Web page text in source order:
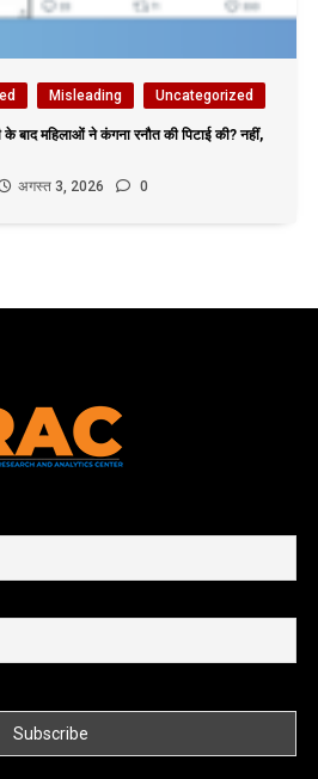
Misleading Uncategorized
बाद महिलाओं ने कंगना रनौत की पिटाई की? नहीं,
अगस्त 3, 2026 0